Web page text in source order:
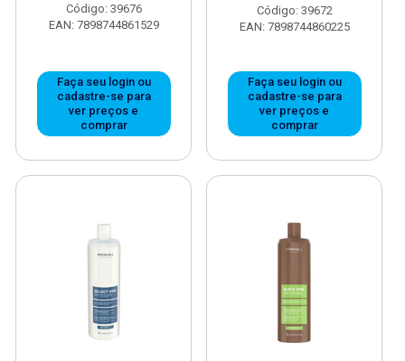
Código: 39676
EAN: 7898744861529
Faça seu login ou
cadastre-se para
ver preços e
comprar
Código: 39672
EAN: 7898744860225
Faça seu login ou
cadastre-se para
ver preços e
comprar